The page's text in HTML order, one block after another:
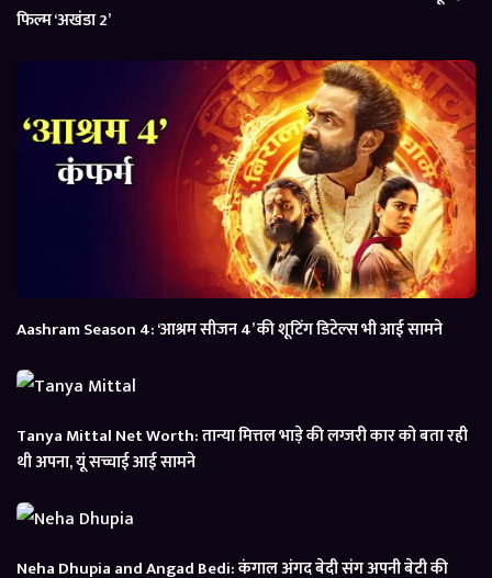
फिल्म ‘अखंडा 2’
Aashram Season 4: ‘आश्रम सीजन 4’ की शूटिंग डिटेल्स भी आई सामने
Tanya Mittal Net Worth: तान्या मित्तल भाड़े की लग्जरी कार को बता रही
थी अपना, यूं सच्चाई आई सामने
Neha Dhupia and Angad Bedi: कंगाल अंगद बेदी संग अपनी बेटी की